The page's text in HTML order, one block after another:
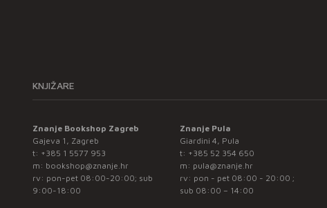
KNJIŽARE
Znanje Bookshop Zagreb
Gajeva 1, Zagreb
t: +385 1 5577 953
m: bookshop@znanje.hr
rv: pon-pet 08:00-20:00; sub
9:00-18:00
Znanje Pula
Giardini 4, Pula
t: +385 52 354 650
m: pula@znanje.hr
rv: pon - pet 08:00 - 20:00 ;
sub 08:00 – 14:00